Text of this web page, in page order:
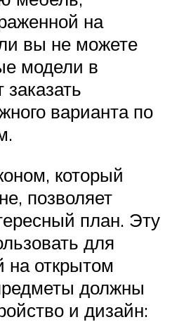
на
вы не можете
модели в
заказать
варианта по
который
позволяет
план. Эту
для
на открытом
должны
и дизайн: